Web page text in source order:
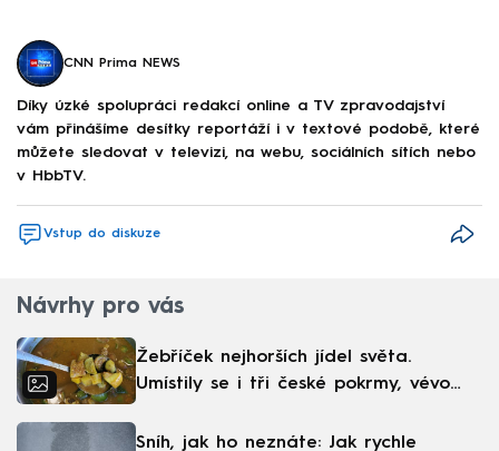
CNN Prima NEWS
Díky úzké spolupráci redakcí online a TV zpravodajství
vám přinášíme desítky reportáží i v textové podobě, které
můžete sledovat v televizi, na webu, sociálních sítích nebo
v HbbTV.
Vstup do diskuze
Návrhy pro vás
Žebříček nejhorších jídel světa.
Umístily se i tři české pokrmy, vévodí
Sníh, jak ho neznáte: Jak rychle